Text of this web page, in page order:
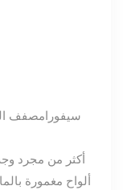
سيفورامصفف
أكثر من مجرد
ألواح مغمورة